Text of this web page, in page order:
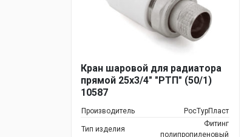
Кран шаровой для радиатора
прямой 25х3/4" "РТП" (50/1)
10587
Производитель РосТурПласт
Тип изделия
Фитинг
полипропиленовый